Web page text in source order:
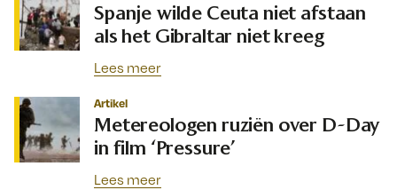
Spanje wilde Ceuta niet afstaan
als het Gibraltar niet kreeg
Lees meer
Artikel
Metereologen ruziën over D-Day
in film ‘Pressure’
Lees meer